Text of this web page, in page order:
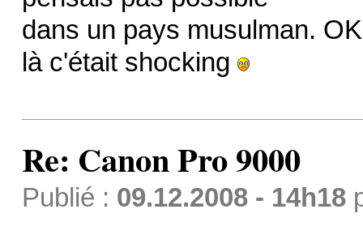
dans un pays musulman.
là c'était shocking
Re: Canon Pro 9000
Publié : 09.12.2008 - 14h18